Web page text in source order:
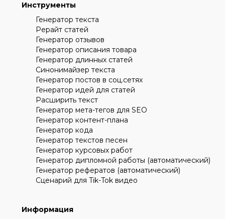
Инструменты
Генератор текста
Рерайт статей
Генератор отзывов
Генератор описания товара
Генератор длинных статей
Синонимайзер текста
Генератор постов в соц.сетях
Генератор идей для статей
Расширить текст
Генератор мета-тегов для SEO
Генератор контент-плана
Генератор кода
Генератор текстов песен
Генератор курсовых работ
Генератор дипломной работы (автоматический)
Генератор рефератов (автоматический)
Сценарий для Tik-Tok видео
Информация